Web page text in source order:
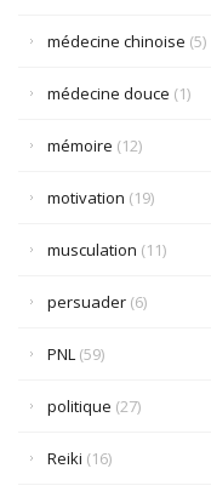
médecine chinoise (5)
médecine douce (1)
mémoire (12)
motivation (19)
musculation (11)
persuader (6)
PNL (59)
politique (27)
Reiki (16)